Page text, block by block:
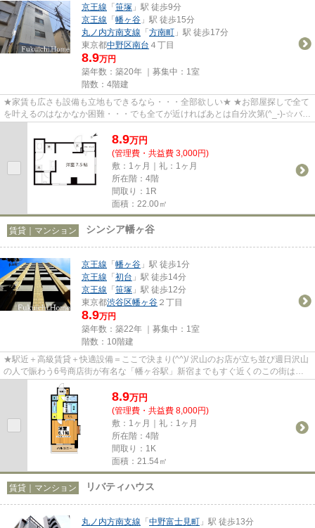
京王線 「笹塚 」駅 徒歩9分
京王線 「幡ヶ谷 」駅 徒歩15分
丸ノ内方南支線 「方南町 」駅 徒歩17分
東京都中野区南台 ４丁目
8.9万円
築年数：築20年 ｜募集中： 1室
階数：4階建
★家賃も広さも設備も立地もできるなら・・・全部欲しい★ ★お部屋探しで全て
を叶えるのはなかなか困難・・・でも全てが近ければあとは自分次第(^_-)-☆バラ
ンスのとれたお部屋！それがお...
8.9万円
(管理費・共益費 3,000円)
敷：1ヶ月｜礼：1ヶ月
所在階：4階
間取り：1R
面積：22.00㎡
賃貸｜マンション シンシア幡ヶ谷
京王線 「幡ヶ谷 」駅 徒歩1分
京王線 「初台 」駅 徒歩14分
京王線 「笹塚 」駅 徒歩12分
東京都渋谷区幡ヶ谷 ２丁目
8.9万円
築年数：築22年 ｜募集中： 1室
階数：10階建
★駅近＋高級賃貸＋快適設備＝ここで決まり(^^)/ 沢山のお店が立ち並び週日沢山
の人で賑わう6号商店街が有名な「幡ヶ谷駅」新宿までもすぐ近くのこの街は大
変人気があります★夢の高級賃...
8.9万円
(管理費・共益費 8,000円)
敷：1ヶ月｜礼：1ヶ月
所在階：4階
間取り：1K
面積：21.54㎡
賃貸｜マンション リバティハウス
丸ノ内方南支線 「中野富士見町 」駅 徒歩13分